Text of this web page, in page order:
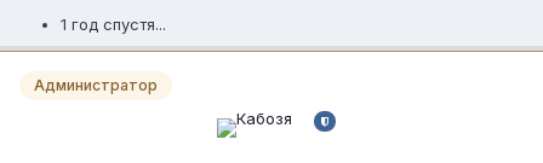
1 год спустя...
Администратор